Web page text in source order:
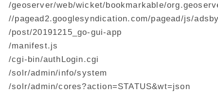
/geoserver/web/wicket/bookmarkable/
//pagead2.googlesyndication.com/pagead/js/
/post/20191215_go-gui-app
/manifest.js
/cgi-bin/authLogin.cgi
/solr/admin/info/system
/solr/admin/cores?action=STATUS&wt=json